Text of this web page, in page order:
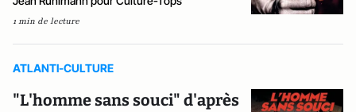
1 min de lecture
ATLANTI-CULTURE
"L'homme sans souci" d'après